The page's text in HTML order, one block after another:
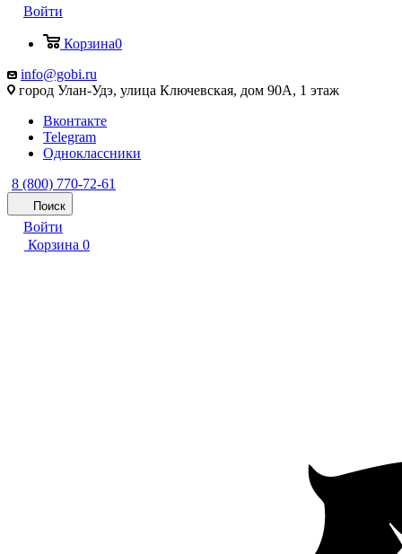
Войти
Корзина0
info@gobi.ru
город Улан-Удэ, улица Ключевская, дом 90А, 1 этаж
Вконтакте
Telegram
Одноклассники
8 (800) 770-72-61
Поиск
Войти
Корзина 0